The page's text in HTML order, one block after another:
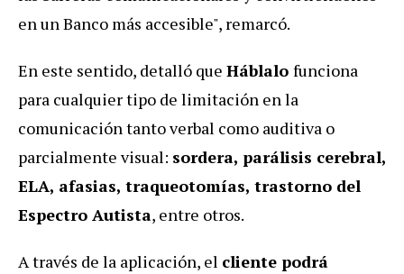
en un Banco más accesible", remarcó.
En este sentido, detalló que Háblalo funciona
para cualquier tipo de limitación en la
comunicación tanto verbal como auditiva o
parcialmente visual: sordera, parálisis cerebral,
ELA, afasias, traqueotomías, trastorno del
Espectro Autista, entre otros.
A través de la aplicación, el cliente podrá